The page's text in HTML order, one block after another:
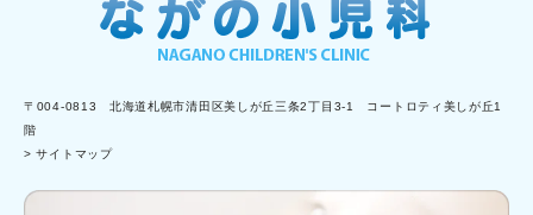
〒004-0813 北海道札幌市清田区美しが丘三条2丁目3-1 コートロティ美しが丘1
階
> サイトマップ